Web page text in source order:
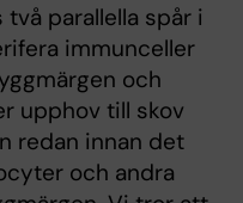
parallella spår i
immunceller
och
upphov till skov
redan innan det
och andra